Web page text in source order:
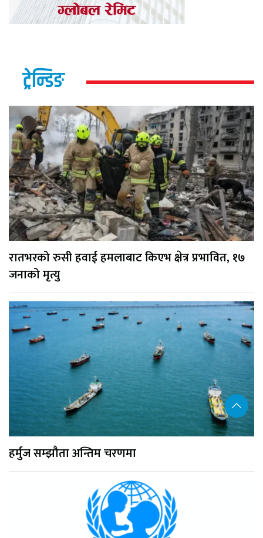
ट्रेन्डिङ
रातभरको रुसी हवाई हमलाबाट किएभ क्षेत्र प्रभावित, १७
जनाको मृत्यु
हर्मुज सम्झौता अन्तिम चरणमा